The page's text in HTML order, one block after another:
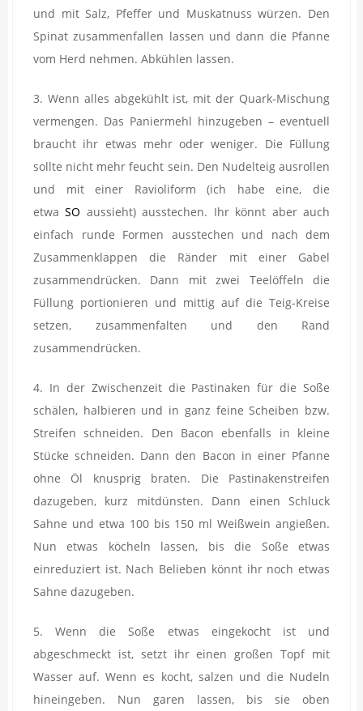
und mit Salz, Pfeffer und Muskatnuss würzen. Den
Spinat zusammenfallen lassen und dann die Pfanne
vom Herd nehmen. Abkühlen lassen.
3. Wenn alles abgekühlt ist, mit der Quark-Mischung
vermengen. Das Paniermehl hinzugeben – eventuell
braucht ihr etwas mehr oder weniger. Die Füllung
sollte nicht mehr feucht sein. Den Nudelteig ausrollen
und mit einer Ravioliform (ich habe eine, die
etwaSO aussieht) ausstechen. Ihr könnt aber auch
einfach runde Formen ausstechen und nach dem
Zusammenklappen die Ränder mit einer Gabel
zusammendrücken. Dann mit zwei Teelöffeln die
Füllung portionieren und mittig auf die Teig-Kreise
setzen, zusammenfalten und den Rand
zusammendrücken.
4. In der Zwischenzeit die Pastinaken für die Soße
schälen, halbieren und in ganz feine Scheiben bzw.
Streifen schneiden. Den Bacon ebenfalls in kleine
Stücke schneiden. Dann den Bacon in einer Pfanne
ohne Öl knusprig braten. Die Pastinakenstreifen
dazugeben, kurz mitdünsten. Dann einen Schluck
Sahne und etwa 100 bis 150 ml Weißwein angießen.
Nun etwas köcheln lassen, bis die Soße etwas
einreduziert ist. Nach Belieben könnt ihr noch etwas
Sahne dazugeben.
5. Wenn die Soße etwas eingekocht ist und
abgeschmeckt ist, setzt ihr einen großen Topf mit
Wasser auf. Wenn es kocht, salzen und die Nudeln
hineingeben. Nun garen lassen, bis sie oben